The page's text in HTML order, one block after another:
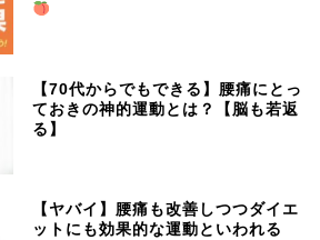
【70代からでもできる】腰痛にとっ
ておきの神的運動とは？【脳も若返
る】
【ヤバイ】腰痛も改善しつつダイエ
ットにも効果的な運動といわれる